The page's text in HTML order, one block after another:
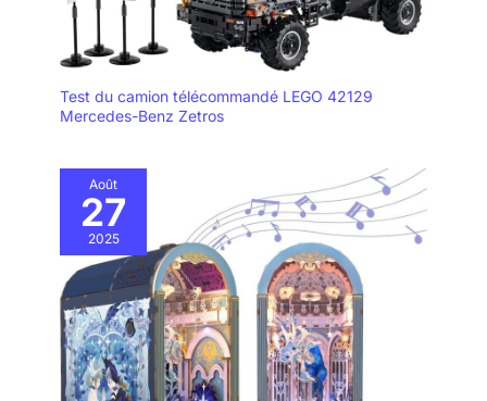
Test du camion télécommandé LEGO 42129
Mercedes-Benz Zetros
Août
27
2025